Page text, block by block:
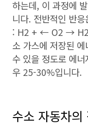
하는데, 이 과정에
니다. 전반적인 반
: H2 + ← O2 →
소 가스에 저장된
수 있을 정도로 에
우 25-30%입니다.
수소 자동차의